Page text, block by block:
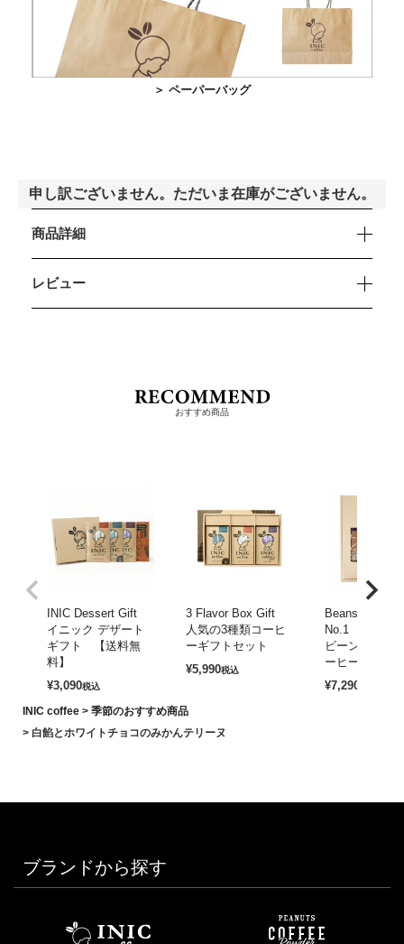
＞ ペーパーバッグ
申し訳ございません。ただいま在庫がございません。
商品詳細
レビュー
おすすめ商品
INIC Dessert Gift
イニック デザート
ギフト 【送料無
料】
¥3,090税込
3 Flavor Box Gift
人気の3種類コーヒ
ーギフトセット
¥5,990税込
Beans Aroma
No.1
ビーンズアロ
ーヒーギフト1
¥7,290
INIC coffee
季節のおすすめ商品
白餡とホワイトチョコのみかんテリーヌ
ブランドから探す